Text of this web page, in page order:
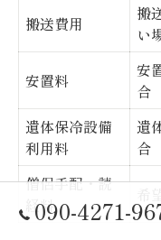
搬送費用
搬
い
安置料
安
合
遺体保冷設備
利用料
遺
合
僧侶手配・読
経料
090-4271-